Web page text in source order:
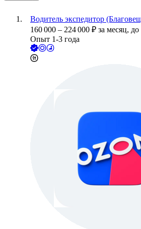
Водитель экспедитор
160 000 – 224 000 ₽ за месяц, до
Опыт 1-3 года